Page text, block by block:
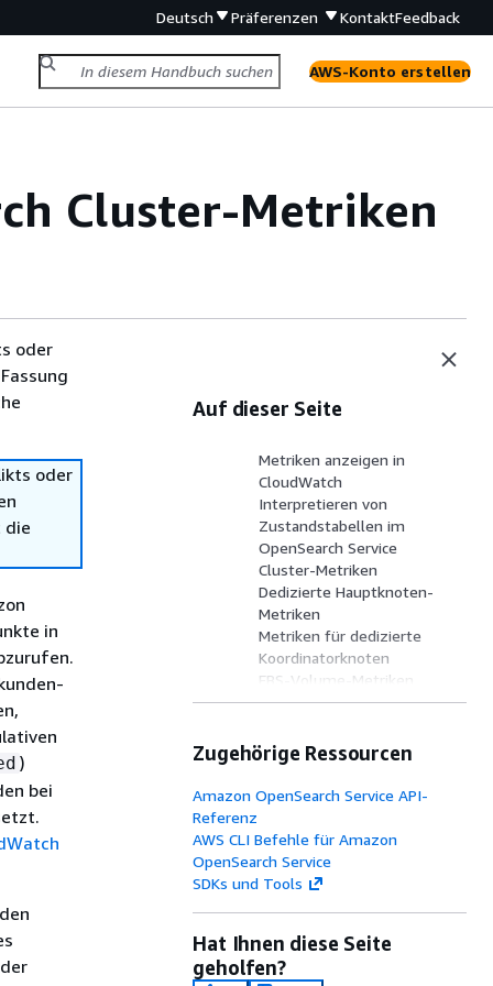
Deutsch Präferenzen KontaktFeedback
AWS-Konto erstellen
Cluster-Metriken
oder
oder
die
in
)
bei
Auf dieser Seite
Metriken anzeigen in
CloudWatch
Interpretieren von
Zustandstabellen im
OpenSearch Service
Cluster-Metriken
Dedizierte Hauptknoten-
Metriken
Metriken für dedizierte
Koordinatorknoten
EBS-Volume-Metriken
Instance-Metriken
Cold-Storage-Metriken
OpenSearch Metriken für
optimierte Instances (OR1)
Warnungsmetriken
Metriken zur
Anomalieerkennung
Multi-AZ mit Standby-
Metriken
Zugehörige Ressourcen
Amazon OpenSearch Service API-
Referenz
AWS CLI Befehle für Amazon
OpenSearch Service
SDKs und Tools
Hat Ihnen diese Seite
geholfen?